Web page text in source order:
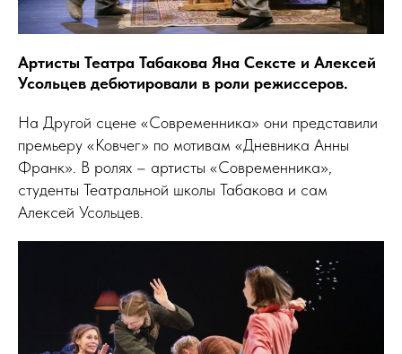
Артисты Театра Табакова Яна Сексте и Алексей
Усольцев дебютировали в роли режиссеров.
На Другой сцене «Современника» они представили
премьеру «Ковчег» по мотивам «Дневника Анны
Франк». В ролях – артисты «Современника»,
студенты Театральной школы Табакова и сам
Алексей Усольцев.